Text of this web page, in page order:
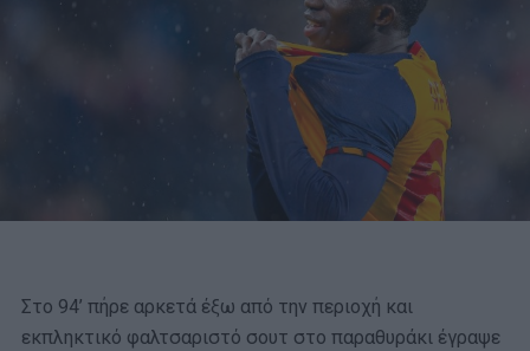
Στο 94’ πήρε αρκετά έξω από την περιοχή και
εκπληκτικό φαλτσαριστό σουτ στο παραθυράκι έγραψε